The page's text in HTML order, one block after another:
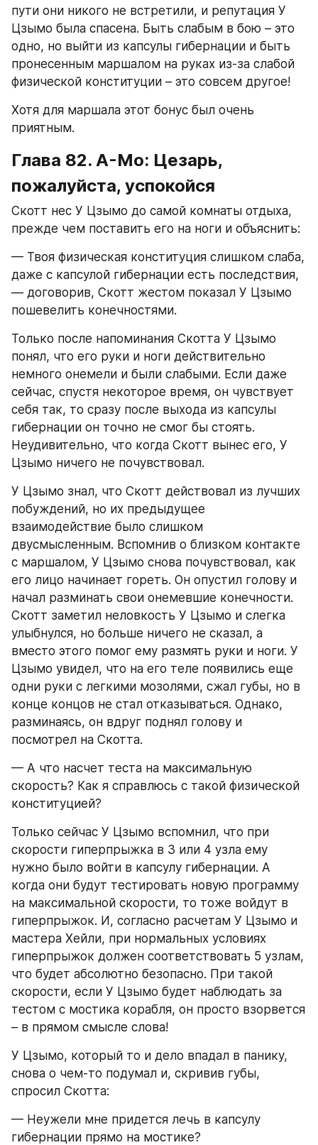
пути они никого не встретили, и репутация У
Цзымо была спасена. Быть слабым в бою – это
одно, но выйти из капсулы гибернации и быть
пронесенным маршалом на руках из-за слабой
физической конституции – это совсем другое!
Хотя для маршала этот бонус был очень
приятным.
Глава 82. А-Мо: Цезарь,
пожалуйста, успокойся
Скотт нес У Цзымо до самой комнаты отдыха,
прежде чем поставить его на ноги и объяснить:
— Твоя физическая конституция слишком слаба,
даже с капсулой гибернации есть последствия,
— договорив, Скотт жестом показал У Цзымо
пошевелить конечностями.
Только после напоминания Скотта У Цзымо
понял, что его руки и ноги действительно
немного онемели и были слабыми. Если даже
сейчас, спустя некоторое время, он чувствует
себя так, то сразу после выхода из капсулы
гибернации он точно не смог бы стоять.
Неудивительно, что когда Скотт вынес его, У
Цзымо ничего не почувствовал.
У Цзымо знал, что Скотт действовал из лучших
побуждений, но их предыдущее
взаимодействие было слишком
двусмысленным. Вспомнив о близком контакте
с маршалом, У Цзымо снова почувствовал, как
его лицо начинает гореть. Он опустил голову и
начал разминать свои онемевшие конечности.
Скотт заметил неловкость У Цзымо и слегка
улыбнулся, но больше ничего не сказал, а
вместо этого помог ему размять руки и ноги. У
Цзымо увидел, что на его теле появились еще
одни руки с легкими мозолями, сжал губы, но в
конце концов не стал отказываться. Однако,
разминаясь, он вдруг поднял голову и
посмотрел на Скотта.
— А что насчет теста на максимальную
скорость? Как я справлюсь с такой физической
конституцией?
Только сейчас У Цзымо вспомнил, что при
скорости гиперпрыжка в 3 или 4 узла ему
нужно было войти в капсулу гибернации. А
когда они будут тестировать новую программу
на максимальной скорости, то тоже войдут в
гиперпрыжок. И, согласно расчетам У Цзымо и
мастера Хейли, при нормальных условиях
гиперпрыжок должен соответствовать 5 узлам,
что будет абсолютно безопасно. При такой
скорости, если У Цзымо будет наблюдать за
тестом с мостика корабля, он просто взорвется
– в прямом смысле слова!
У Цзымо, который то и дело впадал в панику,
снова о чем-то подумал и, скривив губы,
спросил Скотта:
— Неужели мне придется лечь в капсулу
гибернации прямо на мостике?